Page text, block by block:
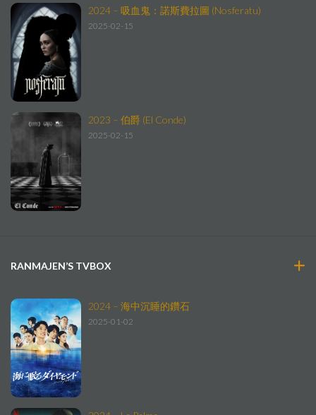
2024 – 吸血鬼：諾斯費拉圖 (Nosferatu)
2025-02-15
2023 – 伯爵 (El Conde)
2025-02-15
RANMAJEN’S TVBOX
2024 – 海中沉睡的鑽石
2025-01-02